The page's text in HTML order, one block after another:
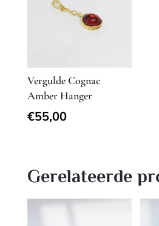
Vergulde Cognac
Amber Hanger
€55,00
Gerelateerde